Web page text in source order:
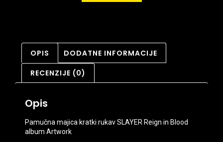
OPIS DODATNE INFORMACIJE
RECENZIJE (0)
Opis
Pamučna majica kratki rukav SLAYER Reign in Blood
album Artwork